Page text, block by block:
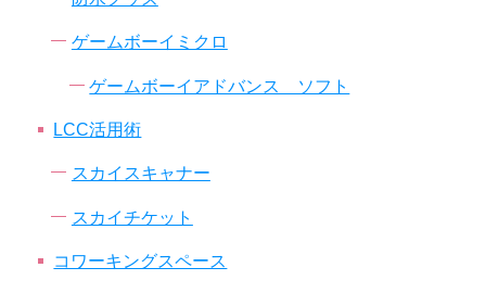
ゲームボーイミクロ
ゲームボーイアドバンス ソフト
LCC活用術
スカイスキャナー
スカイチケット
コワーキングスペース